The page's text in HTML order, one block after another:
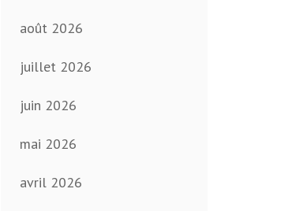
août 2026
juillet 2026
juin 2026
mai 2026
avril 2026